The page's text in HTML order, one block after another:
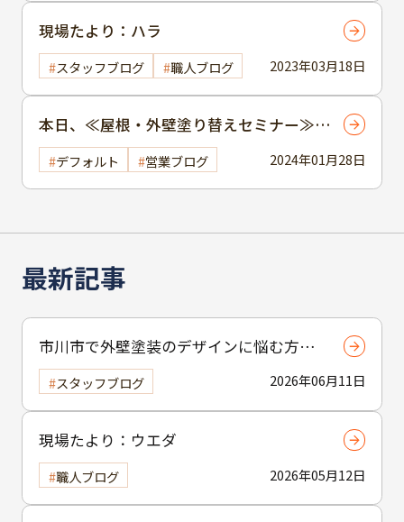
最新記事
市川市で外壁塗装のデザインに悩む方へ
｜ 色選びの失敗を防ぐポイント
2026年06月11日
スタッフブログ
現場たより：ウエダ
2026年05月12日
職人ブログ
2023年03月18日
現場たより：ハラ
スタッフブログ 職人ブログ
2024年01月28日
本日、≪屋根・外壁塗り替えセミナー≫
開催！（勤労福祉センター）
デフォルト 営業ブログ